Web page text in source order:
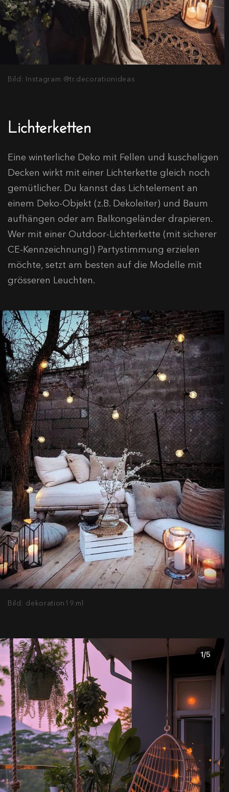
Bild: Instagram @tr.decorationideas
Lichterketten
Eine winterliche Deko mit Fellen und kuscheligen
Decken wirkt mit einer Lichterkette gleich noch
gemütlicher. Du kannst das Lichtelement an
einem Deko-Objekt (z.B. Dekoleiter) und Baum
aufhängen oder am Balkongeländer drapieren.
Wer mit einer Outdoor-Lichterkette (mit sicherer
CE-Kennzeichnung!) Partystimmung erzielen
möchte, setzt am besten auf die Modelle mit
grösseren Leuchten.
Bild: dekoration19.ml